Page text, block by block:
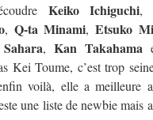
Keiko Ichiguchi
, Q-ta Minami,Etsuko
, Kan Takahama
Kei Toume, c’est trop
voilà, elle a meilleure
une liste de newbie mais